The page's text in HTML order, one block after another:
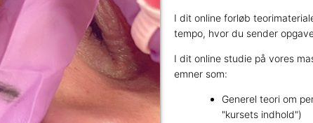
I dit online forløb
tempo, hvor du sender
I dit online studie på vores
emner som:
Generel teori om
"kursets indhold")